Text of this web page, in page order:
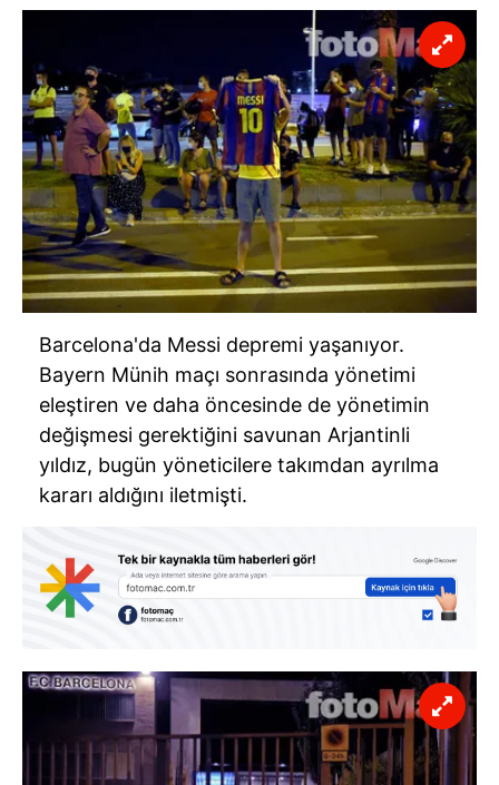
Barcelona'da Messi depremi yaşanıyor.
Bayern Münih maçı sonrasında yönetimi
eleştiren ve daha öncesinde de yönetimin
değişmesi gerektiğini savunan Arjantinli
yıldız, bugün yöneticilere takımdan ayrılma
kararı aldığını iletmişti.